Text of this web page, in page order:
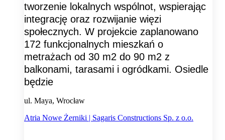
tworzenie lokalnych wspólnot, wspierając
integrację oraz rozwijanie więzi
społecznych. W projekcie zaplanowano
172 funkcjonalnych mieszkań o
metrażach od 30 m2 do 90 m2 z
balkonami, tarasami i ogródkami. Osiedle
będzie
ul. Maya, Wrocław
Atria Nowe Żerniki | Sagaris Constructions Sp. z o.o.